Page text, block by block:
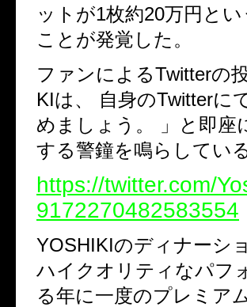
ットが1枚約20万円と
ことが発覚した。
ファンによるTwitterの
KIは、 自身のTwitterに
めましょう。 」と即座
する警鐘を鳴らしている
https://twitter.com/
9172270482583554
YOSHIKIのディナーシ
ハイクオリティなパフ
る年に一度のプレミア